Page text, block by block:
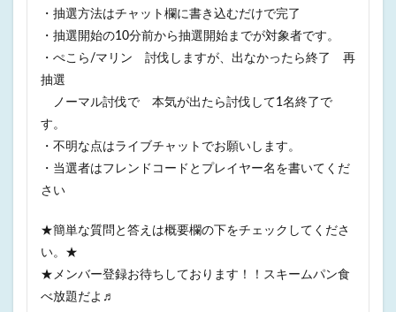
・抽選方法はチャット欄に書き込むだけで完了
・抽選開始の10分前から抽選開始までが対象者です。
・ぺこら/マリン 討伐しますが、出なかったら終了 再
抽選
ノーマル討伐で 本気が出たら討伐して1名終了で
す。
・不明な点はライブチャットでお願いします。
・当選者はフレンドコードとプレイヤー名を書いてくだ
さい
★簡単な質問と答えは概要欄の下をチェックしてくださ
い。★
★メンバー登録お待ちしております！！スキームパン食
べ放題だよ♬